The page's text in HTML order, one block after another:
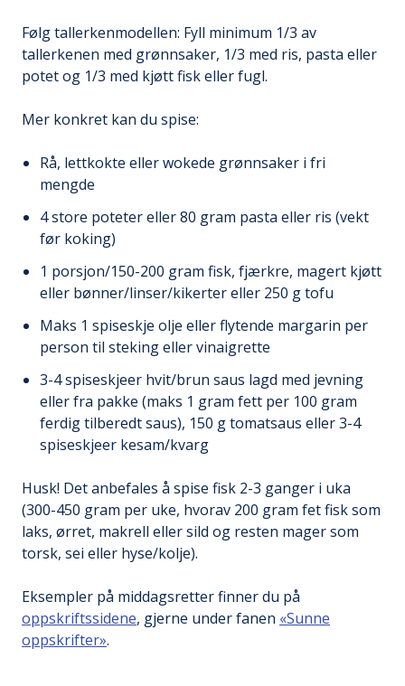
Følg tallerkenmodellen: Fyll minimum 1/3 av
tallerkenen med grønnsaker, 1/3 med ris, pasta eller
potet og 1/3 med kjøtt fisk eller fugl.
Mer konkret kan du spise:
Rå, lettkokte eller wokede grønnsaker i fri
mengde
4 store poteter eller 80 gram pasta eller ris (vekt
før koking)
1 porsjon/150-200 gram fisk, fjærkre, magert kjøtt
eller bønner/linser/kikerter eller 250 g tofu
Maks 1 spiseskje olje eller flytende margarin per
person til steking eller vinaigrette
3-4 spiseskjeer hvit/brun saus lagd med jevning
eller fra pakke (maks 1 gram fett per 100 gram
ferdig tilberedt saus), 150 g tomatsaus eller 3-4
spiseskjeer kesam/kvarg
Husk! Det anbefales å spise fisk 2-3 ganger i uka
(300-450 gram per uke, hvorav 200 gram fet fisk som
laks, ørret, makrell eller sild og resten mager som
torsk, sei eller hyse/kolje).
Eksempler på middagsretter finner du på
oppskriftssidene, gjerne under fanen «Sunne
oppskrifter».